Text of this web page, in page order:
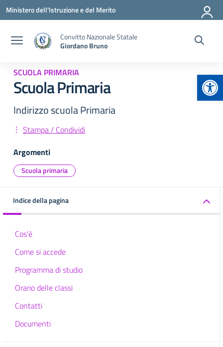
Vai ai contenuti
Vai al menu di navigazione
Vai al footer
Ministero dell'Istruzione e del Merito
Convitto Nazionale Statale
Giordano Bruno
SCUOLA PRIMARIA
Scuola Primaria
Indirizzo scuola Primaria
Stampa / Condividi
Argomenti
Scuola primaria
Indice della pagina
Cos'è
Come si accede
Programma di studio
Orario delle classi
Contatti
Documenti